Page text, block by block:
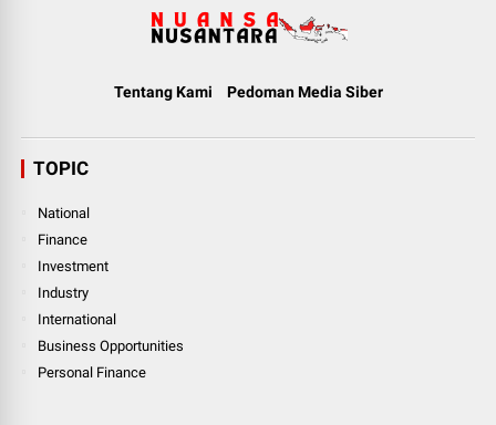
Tentang Kami Pedoman Media Siber
TOPIC
National
Finance
Investment
Industry
International
Business Opportunities
Personal Finance